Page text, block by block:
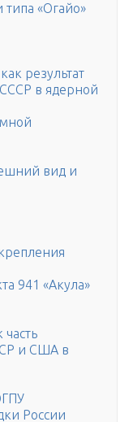
«Огайо»
результат
в ядерной
вид и
941 «Акула»
часть
и США в
России